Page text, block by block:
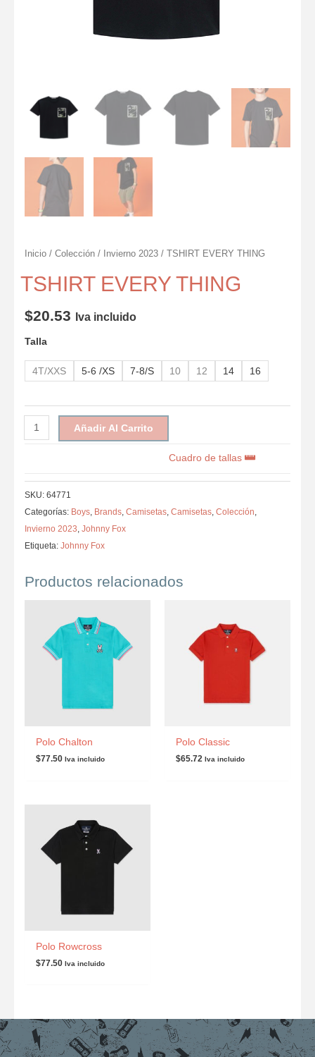
Inicio / Colección / Invierno 2023 / TSHIRT EVERY THING
TSHIRT EVERY THING
$20.53 Iva incluido
Talla
4T/XXS 5-6 /XS 7-8/S 10 12 14 16
Añadir Al Carrito
Cuadro de tallas
SKU: 64771
Categorías: Boys Brands Camisetas Camisetas Colección
Invierno 2023 Johnny Fox
Etiqueta: Johnny Fox
Productos relacionados
Polo Chalton
$77.50 Iva incluido
Polo Classic
$65.72 Iva incluido
Polo Rowcross
$77.50 Iva incluido